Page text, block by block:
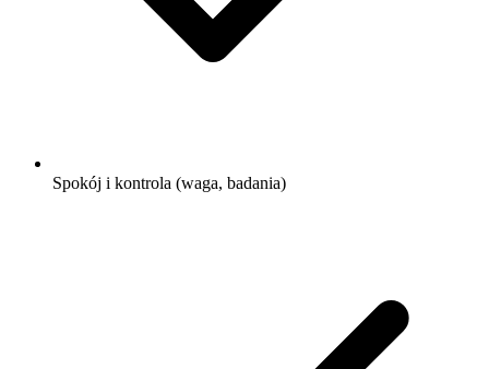
Spokój i kontrola (waga, badania)